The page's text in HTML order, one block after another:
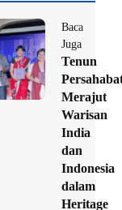
Baca
Juga
Tenun
Merajut
Warisan
India
dan
Indonesia
dalam
Heritage